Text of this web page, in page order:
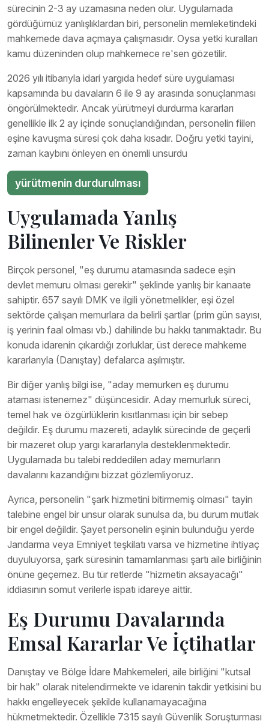
sürecinin 2-3 ay uzamasına neden olur. Uygulamada
gördüğümüz yanlışlıklardan biri, personelin memleketindeki
mahkemede dava açmaya çalışmasıdır. Oysa yetki kuralları
kamu düzeninden olup mahkemece re'sen gözetilir.
2026 yılı itibarıyla idari yargıda hedef süre uygulaması
kapsamında bu davaların 6 ile 9 ay arasında sonuçlanması
öngörülmektedir. Ancak yürütmeyi durdurma kararları
genellikle ilk 2 ay içinde sonuçlandığından, personelin fiilen
eşine kavuşma süresi çok daha kısadır. Doğru yetki tayini,
zaman kaybını önleyen en önemli unsurdu
yürütmenin durdurulması
Uygulamada Yanlış
Bilinenler Ve Riskler
Birçok personel, "eş durumu atamasında sadece eşin
devlet memuru olması gerekir" şeklinde yanlış bir kanaate
sahiptir. 657 sayılı DMK ve ilgili yönetmelikler, eşi özel
sektörde çalışan memurlara da belirli şartlar (prim gün sayısı,
iş yerinin faal olması vb.) dahilinde bu hakkı tanımaktadır. Bu
konuda idarenin çıkardığı zorluklar, üst derece mahkeme
kararlarıyla (Danıştay) defalarca aşılmıştır.
Bir diğer yanlış bilgi ise, "aday memurken eş durumu
ataması istenemez" düşüncesidir. Aday memurluk süreci,
temel hak ve özgürlüklerin kısıtlanması için bir sebep
değildir. Eş durumu mazereti, adaylık sürecinde de geçerli
bir mazeret olup yargı kararlarıyla desteklenmektedir.
Uygulamada bu talebi reddedilen aday memurların
davalarını kazandığını bizzat gözlemliyoruz.
Ayrıca, personelin "şark hizmetini bitirmemiş olması" tayin
talebine engel bir unsur olarak sunulsa da, bu durum mutlak
bir engel değildir. Şayet personelin eşinin bulunduğu yerde
Jandarma veya Emniyet teşkilatı varsa ve hizmetine ihtiyaç
duyuluyorsa, şark süresinin tamamlanması şartı aile birliğinin
önüne geçemez. Bu tür retlerde "hizmetin aksayacağı"
iddiasının somut verilerle ispatı idareye aittir.
Eş Durumu Davalarında
Emsal Kararlar Ve İçtihatlar
Danıştay ve Bölge İdare Mahkemeleri, aile birliğini "kutsal
bir hak" olarak nitelendirmekte ve idarenin takdir yetkisini bu
hakkı engelleyecek şekilde kullanamayacağına
hükmetmektedir. Özellikle 7315 sayılı Güvenlik Soruşturması